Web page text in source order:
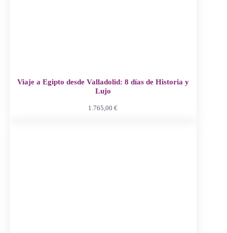
Viaje a Egipto desde Valladolid: 8 días de Historia y
Lujo
1.765,00€